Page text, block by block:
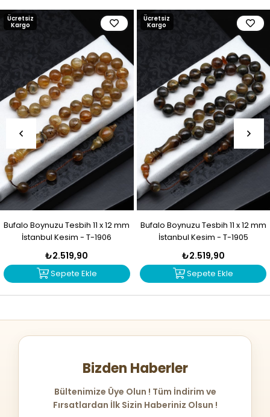
Bufalo Boynuzu Tesbih 11 x 12 mm
İstanbul Kesim - T-1906
₺2.519,90
Sepete Ekle
Ücretsiz
Kargo
Bufalo Boynuzu Tesbih 11 x 12 mm
İstanbul Kesim - T-1905
₺2.519,90
Sepete Ekle
Ücretsiz
Kargo
Bizden Haberler
Bültenimize Üye Olun ! Tüm İndirim ve
Fırsatlardan İlk Sizin Haberiniz Olsun !